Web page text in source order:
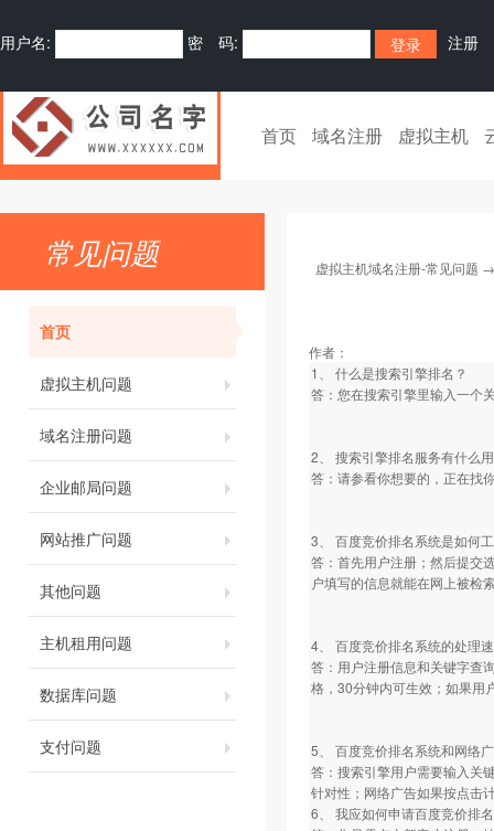
用户名: 密 码: 注册
首页 域名注册 虚拟主机
常见问题
首页
虚拟主机问题
域名注册问题
企业邮局问题
网站推广问题
其他问题
主机租用问题
数据库问题
支付问题
虚拟主机域名注册-常见问题
作者：
1、 什么是搜索引擎排名？
答：您在搜索引擎里输入一个
2、 搜索引擎排名服务有什么
答：请参看你想要的，正在找
3、 百度竞价排名系统是如何
答：首先用户注册；然后提交
户填写的信息就能在网上被检
4、 百度竞价排名系统的处理
答：用户注册信息和关键字查
格，30分钟内可生效；如果用
5、 百度竞价排名系统和网络
答：搜索引擎用户需要输入关
针对性；网络广告如果按点击
6、 我应如何申请百度竞价排